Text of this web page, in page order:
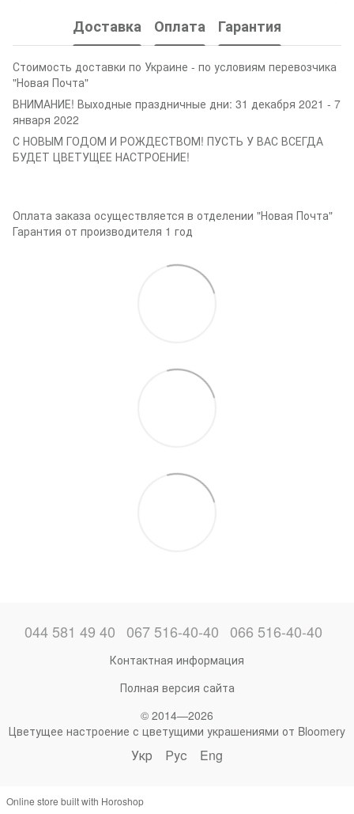
Доставка Оплата Гарантия
Стоимость доставки по Украине - по условиям перевозчика
"Новая Почта"
ВНИМАНИЕ! Выходные праздничные дни: 31 декабря 2021 - 7
января 2022
С НОВЫМ ГОДОМ И РОЖДЕСТВОМ! ПУСТЬ У ВАС ВСЕГДА
БУДЕТ ЦВЕТУЩЕЕ НАСТРОЕНИЕ!
Оплата заказа осуществляется в отделении "Новая Почта"
Гарантия от производителя 1 год
044 581 49 40 067 516-40-40 066 516-40-40
Контактная информация
Полная версия сайта
© 2014—2026
Цветущее настроение с цветущими украшениями от Bloomery
Укр Рус Eng
Online store built with Horoshop